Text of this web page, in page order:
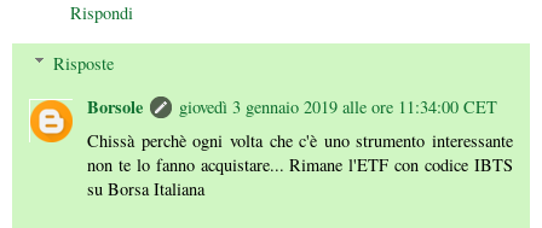
Rispondi
Risposte
Borsole
giovedì 3 gennaio 2019 alle ore 11:34:00 CET
Chissà perchè ogni volta che c'è uno strumento interessante
non te lo fanno acquistare... Rimane l'ETF con codice IBTS
su Borsa Italiana